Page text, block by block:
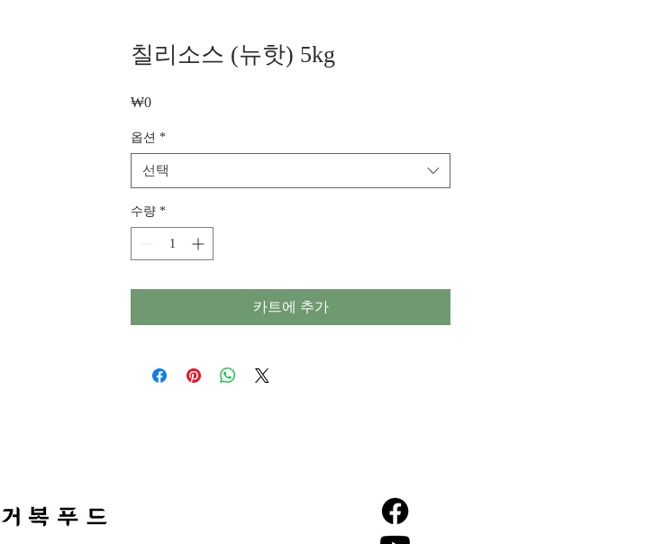
칠리소스 (뉴핫) 5kg
₩0가
옵션 *
선택
수량 *
카트에 추가